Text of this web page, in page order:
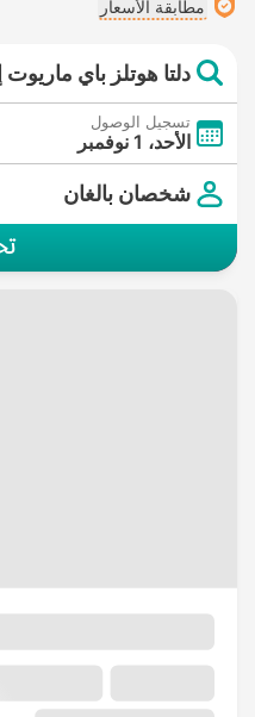
مطابقة الأسعار
دلتا هوتلز باي
تسجيل الوصول
الأحد، 1 نوفمبر
شخصان بالغان